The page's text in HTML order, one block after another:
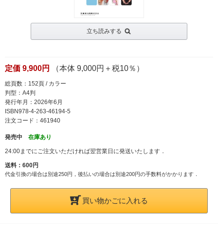
立ち読みする
定価 9,900円 （本体 9,000円＋税10％）
総頁数：152頁 / カラー
判型：A4判
発行年月：2026年6月
ISBN978-4-263-46194-5
注文コード：461940
発売中 在庫あり
24:00までにご注文いただければ翌営業日に発送いたします．
送料：600円
代金引換の場合は別途250円，後払いの場合は別途200円の手数料がかかります．
買い物かごに入れる